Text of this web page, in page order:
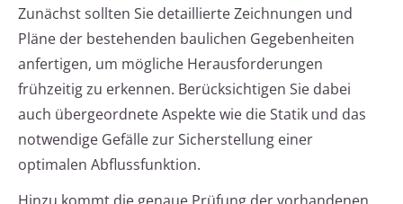
Zunächst sollten Sie detaillierte Zeichnungen und
Pläne der bestehenden baulichen Gegebenheiten
anfertigen, um mögliche Herausforderungen
frühzeitig zu erkennen. Berücksichtigen Sie dabei
auch übergeordnete Aspekte wie die Statik und das
notwendige Gefälle zur Sicherstellung einer
optimalen Abflussfunktion.